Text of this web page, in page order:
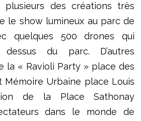
des créations très
le show lumineux au parc de
quelques 500 drones qui
dessus du parc. D’autres
la « Ravioli Party » place des
Mémoire Urbaine place Louis
de la Place Sathonay
dans le monde de